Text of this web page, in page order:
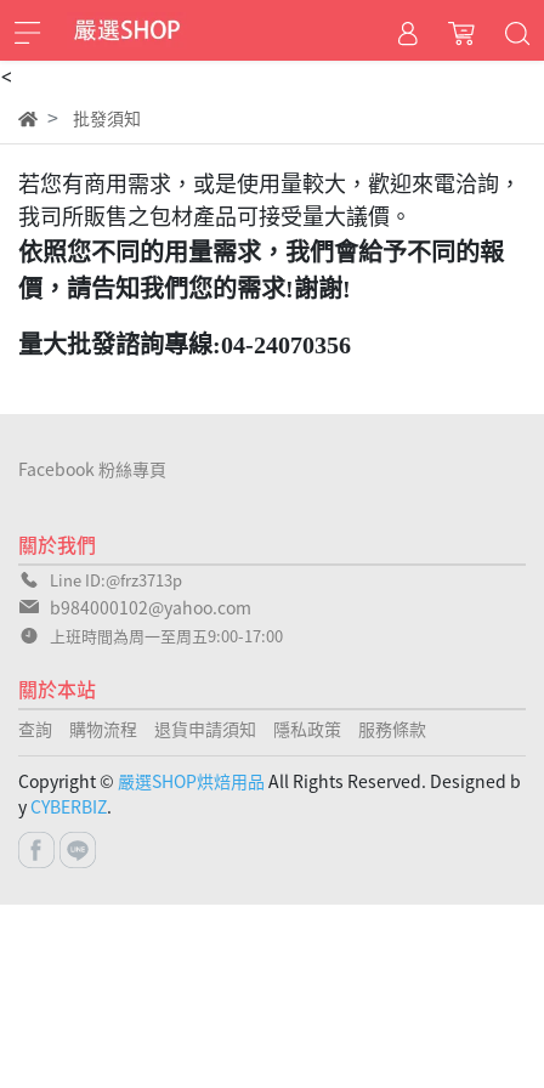
<
批發須知
若您有商用需求，或是使用量較大，歡迎來電洽詢，
我司所販售之包材產品可接受量大議價。
依照您不同的用量需求，我們會給予不同的報
價，請告知我們您的需求!謝謝!
量大批發諮詢專線:04-24070356
關於我們
Line ID:@frz3713p
b984000102@yahoo.com
上班時間為周一至周五9:00-17:00
關於本站
查詢 購物流程 退貨申請須知 隱私政策 服務條款
Facebook 粉絲專頁
Copyright © 嚴選SHOP烘焙用品 All Rights Reserved. Designed b
yCYBERBIZ.